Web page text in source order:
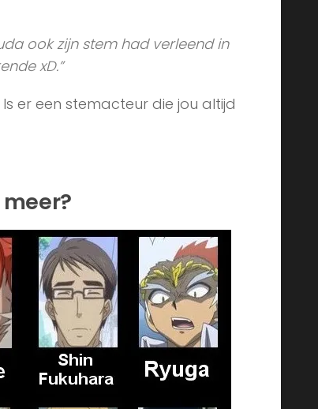
ook zijn stem had verleend in
xD.”
er een stemacteur die jou altijd